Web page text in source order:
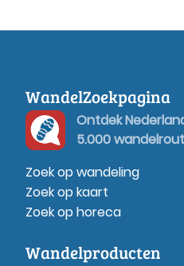
WandelZoekpagina
Ontdek
5.000
Zoek op wandeling
Zoek op kaart
Zoek op horeca
Wandelproducten